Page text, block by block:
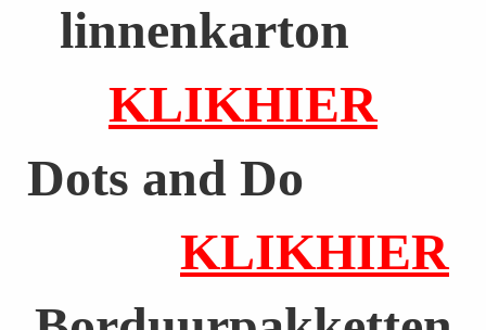
linnenkarton
KLIKHIER
Dots and Do
KLIKHIER